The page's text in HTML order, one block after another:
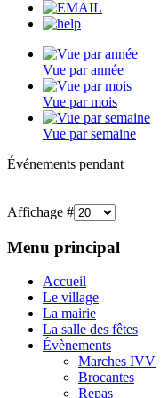
Vue par année
Vue par mois
Vue par semaine
Événements pendant
Affichage #
Menu principal
Accueil
Le village
La mairie
La salle des fêtes
Évènements
Marches IVV
Brocantes
Repas